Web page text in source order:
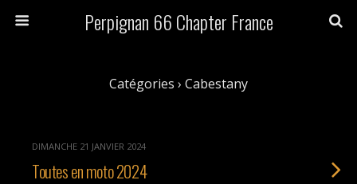
Perpignan 66 Chapter France
Catégories › Cabestany
DIMANCHE 21 JANVIER 2024
Toutes en moto 2024